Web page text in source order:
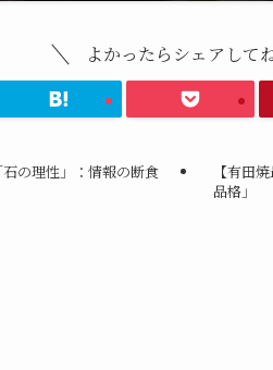
よかったらシェアして
の理性」：情報の断食
【有田
品格」